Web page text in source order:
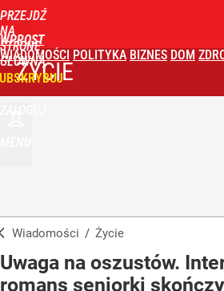
PRZEJDŹ
NA
STRONĘ
GŁÓWNĄ
WPROST
WIADOMOŚCI POLITYKA BIZNES DOM
ŻYCIE
Wiadomości / Życie
Uwaga na oszustów.
romans seniorki